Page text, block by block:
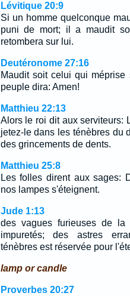
Lévitique 20:9
Si un homme quelconque
puni de mort; il a maudit
retombera sur lui.
Deutéronome 27:16
Maudit soit celui qui
peuple dira: Amen!
Matthieu 22:13
Alors le roi dit aux serviteurs:
jetez-le dans les ténèbres du
des grincements de dents.
Matthieu 25:8
Les folles dirent aux sages:
nos lampes s'éteignent.
Jude 1:13
des vagues furieuses de la
impuretés; des astres
ténèbres est réservée pour
lamp or candle
Proverbes 20:27